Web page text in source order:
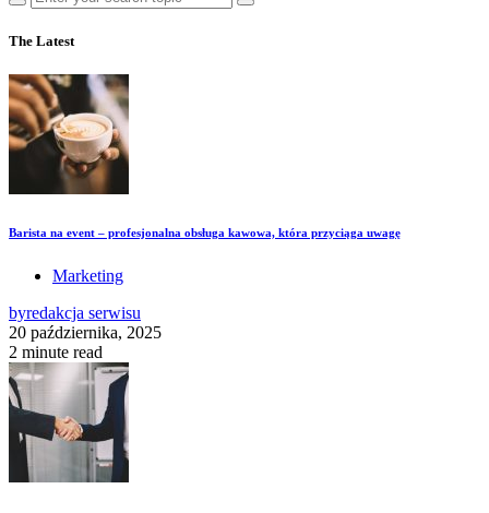
The Latest
Barista na event – profesjonalna obsługa kawowa, która przyciąga uwagę
Marketing
byredakcja serwisu
20 października, 2025
2 minute read